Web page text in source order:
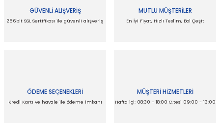
GÜVENLİ ALIŞVERİŞ
256bit SSL Sertifikası ile güvenli alışveriş
MUTLU MÜŞTERİLER
En İyi Fiyat, Hızlı Teslim, Bol Çeşit
ÖDEME SEÇENEKLERİ
Kredi Kartı ve havale ile ödeme imkanı
MÜŞTERİ HİZMETLERİ
Hafta içi: 08:30 - 18:00 C.tesi 09:00 - 13:00